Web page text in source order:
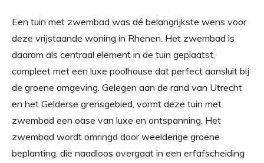
Een tuin met zwembad was dé belangrijkste wens voor
deze vrijstaande woning in Rhenen. Het zwembad is
daarom als centraal element in de tuin geplaatst,
compleet met een luxe poolhouse dat perfect aansluit bij
de groene omgeving. Gelegen aan de rand van Utrecht
en het Gelderse grensgebied, vormt deze tuin met
zwembad een oase van luxe en ontspanning. Het
zwembad wordt omringd door weelderige groene
beplanting, die naadloos overgaat in een erfafscheiding